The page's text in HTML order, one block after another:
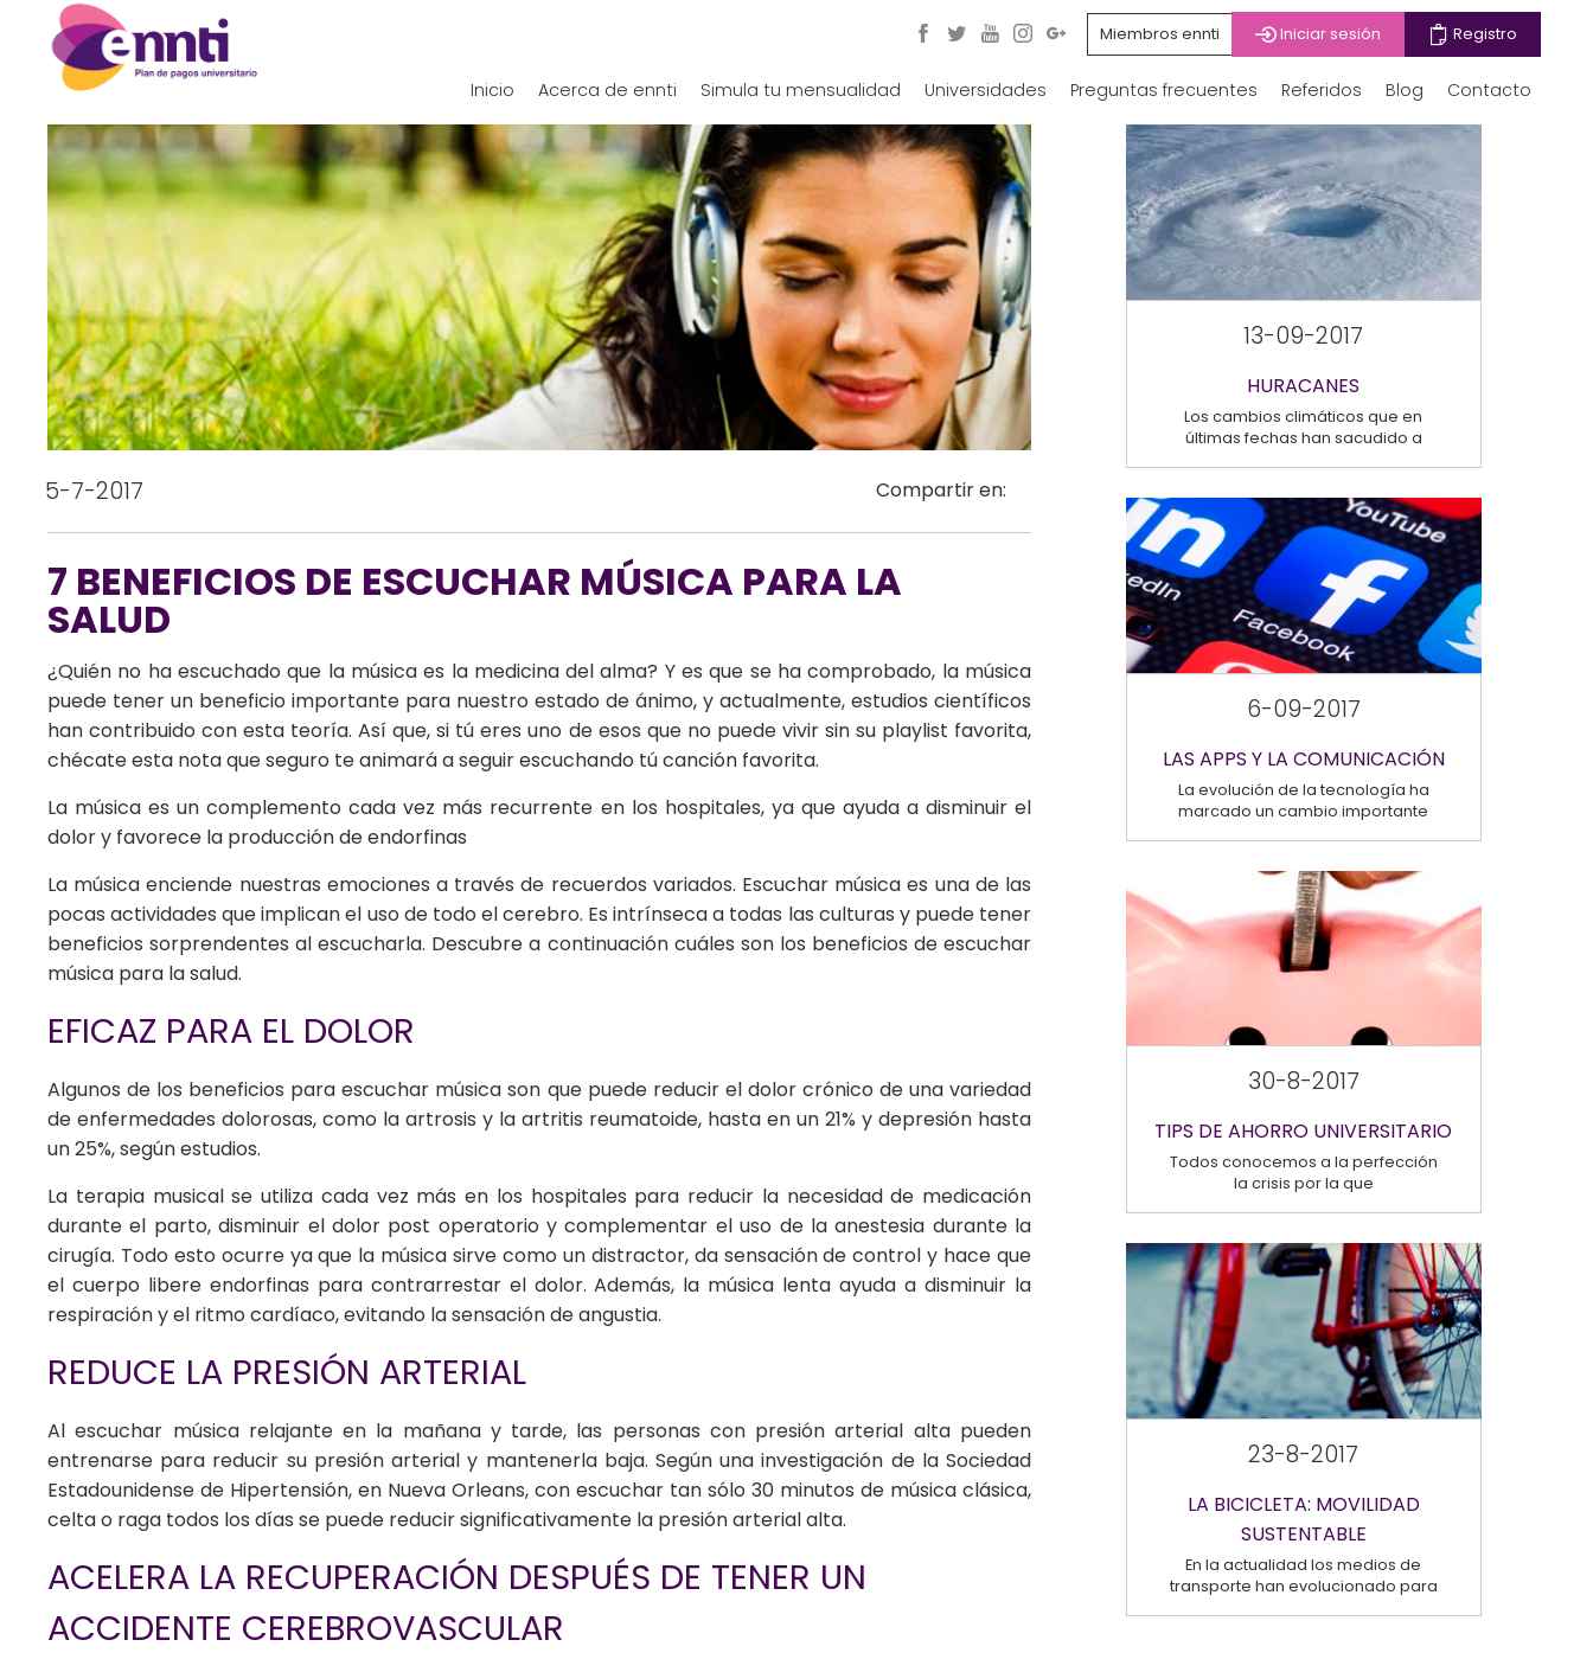
Miembros ennti Iniciar sesión Registro
Inicio Acerca de ennti Simula tu mensualidad Universidades Preguntas frecuentes Referidos Blog Contacto
5-7-2017 Compartir en:
7 BENEFICIOS DE ESCUCHAR MÚSICA PARA LA
SALUD
¿Quién no ha escuchado que la música es la medicina del alma? Y es que se ha comprobado, la música
puede tener un beneficio importante para nuestro estado de ánimo, y actualmente, estudios científicos
han contribuido con esta teoría. Así que, si tú eres uno de esos que no puede vivir sin su playlist favorita,
chécate esta nota que seguro te animará a seguir escuchando tú canción favorita.
La música es un complemento cada vez más recurrente en los hospitales, ya que ayuda a disminuir el
dolor y favorece la producción de endorfinas
La música enciende nuestras emociones a través de recuerdos variados. Escuchar música es una de las
pocas actividades que implican el uso de todo el cerebro. Es intrínseca a todas las culturas y puede tener
beneficios sorprendentes al escucharla. Descubre a continuación cuáles son los beneficios de escuchar
música para la salud.
EFICAZ PARA EL DOLOR
Algunos de los beneficios para escuchar música son que puede reducir el dolor crónico de una variedad
de enfermedades dolorosas, como la artrosis y la artritis reumatoide, hasta en un 21% y depresión hasta
un 25%, según estudios.
La terapia musical se utiliza cada vez más en los hospitales para reducir la necesidad de medicación
durante el parto, disminuir el dolor post operatorio y complementar el uso de la anestesia durante la
cirugía. Todo esto ocurre ya que la música sirve como un distractor, da sensación de control y hace que
el cuerpo libere endorfinas para contrarrestar el dolor. Además, la música lenta ayuda a disminuir la
respiración y el ritmo cardíaco, evitando la sensación de angustia.
REDUCE LA PRESIÓN ARTERIAL
Al escuchar música relajante en la mañana y tarde, las personas con presión arterial alta pueden
entrenarse para reducir su presión arterial y mantenerla baja. Según una investigación de la Sociedad
Estadounidense de Hipertensión, en Nueva Orleans, con escuchar tan sólo 30 minutos de música clásica,
celta o raga todos los días se puede reducir significativamente la presión arterial alta.
ACELERA LA RECUPERACIÓN DESPUÉS DE TENER UN
ACCIDENTE CEREBROVASCULAR
13-09-2017
HURACANES
Los cambios climáticos que en
últimas fechas han sacudido a
6-09-2017
LAS APPS Y LA COMUNICACIÓN
La evolución de la tecnología ha
marcado un cambio importante
30-8-2017
TIPS DE AHORRO UNIVERSITARIO
Todos conocemos a la perfección
la crisis por la que
23-8-2017
LA BICICLETA: MOVILIDAD
SUSTENTABLE
En la actualidad los medios de
transporte han evolucionado para